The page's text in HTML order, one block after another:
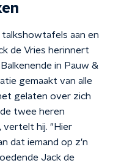
aan en
de Vries herinnert
in Pauw &
gemaakt van alle
gelaten over zich
twee heren
vertelt hij. "Hier
dat iemand op z'n
Jack de